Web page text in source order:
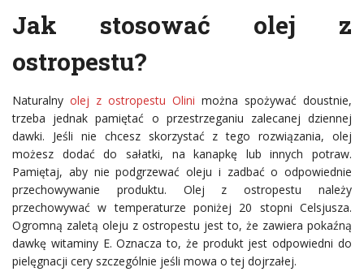
Jak stosować olej z
ostropestu?
Naturalny olej z ostropestu Olini można spożywać doustnie,
trzeba jednak pamiętać o przestrzeganiu zalecanej dziennej
dawki. Jeśli nie chcesz skorzystać z tego rozwiązania, olej
możesz dodać do sałatki, na kanapkę lub innych potraw.
Pamiętaj, aby nie podgrzewać oleju i zadbać o odpowiednie
przechowywanie produktu. Olej z ostropestu należy
przechowywać w temperaturze poniżej 20 stopni Celsjusza.
Ogromną zaletą oleju z ostropestu jest to, że zawiera pokaźną
dawkę witaminy E. Oznacza to, że produkt jest odpowiedni do
pielęgnacji cery szczególnie jeśli mowa o tej dojrzałej.